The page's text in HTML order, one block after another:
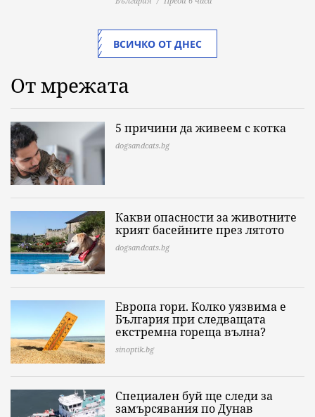
ВСИЧКО ОТ ДНЕС
От мрежата
5 причини да живеем с котка
dogsandcats.bg
Какви опасности за животните
крият басейните през лятото
dogsandcats.bg
Европа гори. Колко уязвима е
България при следващата
екстремна гореща вълна?
sinoptik.bg
Специален буй ще следи за
замърсявания по Дунав